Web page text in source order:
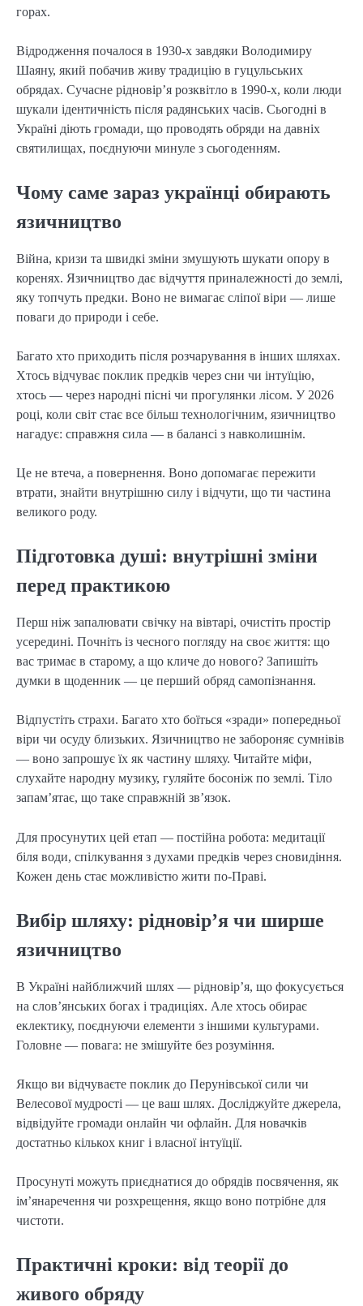
горах.
Відродження почалося в 1930-х завдяки Володимиру
Шаяну, який побачив живу традицію в гуцульських
обрядах. Сучасне рідновір’я розквітло в 1990-х, коли люди
шукали ідентичність після радянських часів. Сьогодні в
Україні діють громади, що проводять обряди на давніх
святилищах, поєднуючи минуле з сьогоденням.
Чому саме зараз українці обирають
язичництво
Війна, кризи та швидкі зміни змушують шукати опору в
коренях. Язичництво дає відчуття приналежності до землі,
яку топчуть предки. Воно не вимагає сліпої віри — лише
поваги до природи і себе.
Багато хто приходить після розчарування в інших шляхах.
Хтось відчуває поклик предків через сни чи інтуїцію,
хтось — через народні пісні чи прогулянки лісом. У 2026
році, коли світ стає все більш технологічним, язичництво
нагадує: справжня сила — в балансі з навколишнім.
Це не втеча, а повернення. Воно допомагає пережити
втрати, знайти внутрішню силу і відчути, що ти частина
великого роду.
Підготовка душі: внутрішні зміни
перед практикою
Перш ніж запалювати свічку на вівтарі, очистіть простір
усередині. Почніть із чесного погляду на своє життя: що
вас тримає в старому, а що кличе до нового? Запишіть
думки в щоденник — це перший обряд самопізнання.
Відпустіть страхи. Багато хто боїться «зради» попередньої
віри чи осуду близьких. Язичництво не забороняє сумнівів
— воно запрошує їх як частину шляху. Читайте міфи,
слухайте народну музику, гуляйте босоніж по землі. Тіло
запам’ятає, що таке справжній зв’язок.
Для просунутих цей етап — постійна робота: медитації
біля води, спілкування з духами предків через сновидіння.
Кожен день стає можливістю жити по-Праві.
Вибір шляху: рідновір’я чи ширше
язичництво
В Україні найближчий шлях — рідновір’я, що фокусується
на слов’янських богах і традиціях. Але хтось обирає
еклектику, поєднуючи елементи з іншими культурами.
Головне — повага: не змішуйте без розуміння.
Якщо ви відчуваєте поклик до Перунівської сили чи
Велесової мудрості — це ваш шлях. Досліджуйте джерела,
відвідуйте громади онлайн чи офлайн. Для новачків
достатньо кількох книг і власної інтуїції.
Просунуті можуть приєднатися до обрядів посвячення, як
ім’янаречення чи розхрещення, якщо воно потрібне для
чистоти.
Практичні кроки: від теорії до
живого обряду